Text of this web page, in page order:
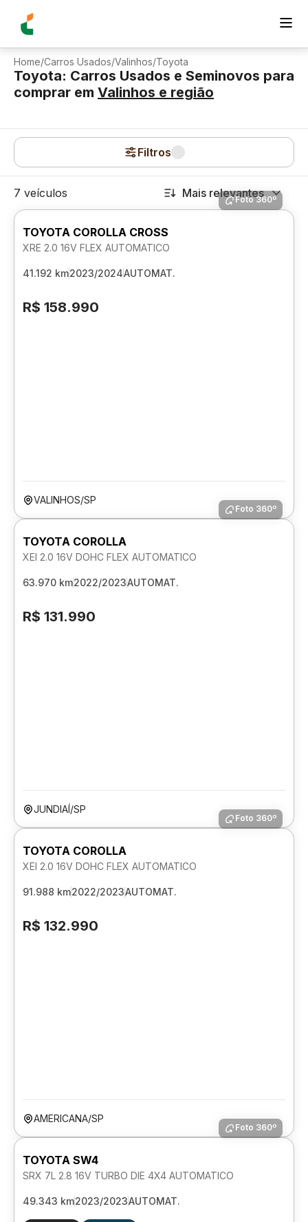
Home/Carros Usados/Valinhos/Toyota
Toyota: Carros Usados e Seminovos para
comprar em Valinhos e região
Filtros
7 veículos Mais relevantes
Foto 360º
TOYOTA COROLLA CROSS
XRE 2.0 16V FLEX AUTOMATICO
41.192 km2023/2024AUTOMAT.
R$ 158.990
VALINHOS/SP
Foto 360º
TOYOTA COROLLA
XEI 2.0 16V DOHC FLEX AUTOMATICO
63.970 km2022/2023AUTOMAT.
R$ 131.990
JUNDIAÍ/SP
Foto 360º
TOYOTA COROLLA
XEI 2.0 16V DOHC FLEX AUTOMATICO
91.988 km2022/2023AUTOMAT.
R$ 132.990
AMERICANA/SP
Foto 360º
TOYOTA SW4
SRX 7L 2.8 16V TURBO DIE 4X4 AUTOMATICO
49.343 km2023/2023AUTOMAT.